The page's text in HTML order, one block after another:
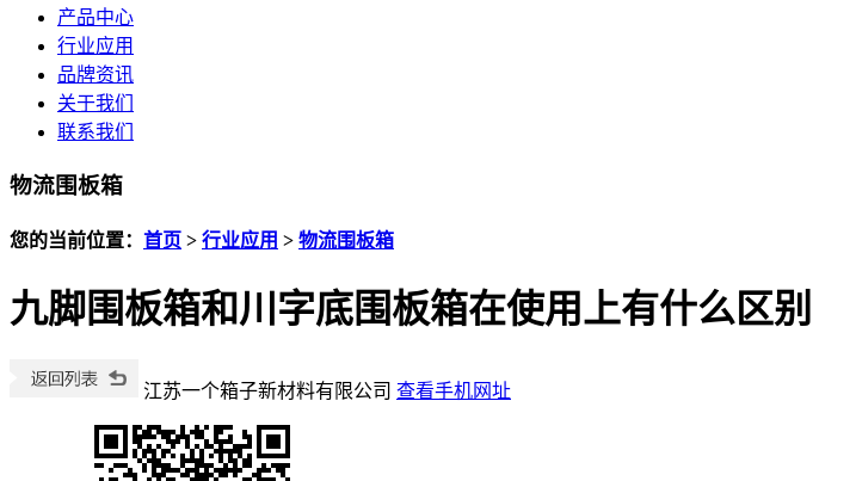
产品中心
行业应用
品牌资讯
关于我们
联系我们
物流围板箱
您的当前位置： 首页 > 行业应用 > 物流围板箱
九脚围板箱和川字底围板箱在使用上有什么区别
江苏一个箱子新材料有限公司 查看手机网址